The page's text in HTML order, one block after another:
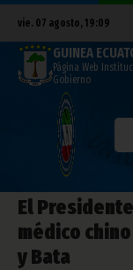
vie. 07 agosto, 19:09
GUINEA
Página Web
Gobierno
El
médico
y Bata